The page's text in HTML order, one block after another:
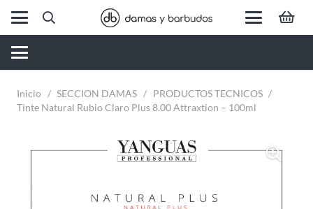
Inicio / SECCION DAMAS / PRODUCTOS TECNICOS /
Tinte Natural Rubio Claro Plus 8.00 Attraxtion – 100ml